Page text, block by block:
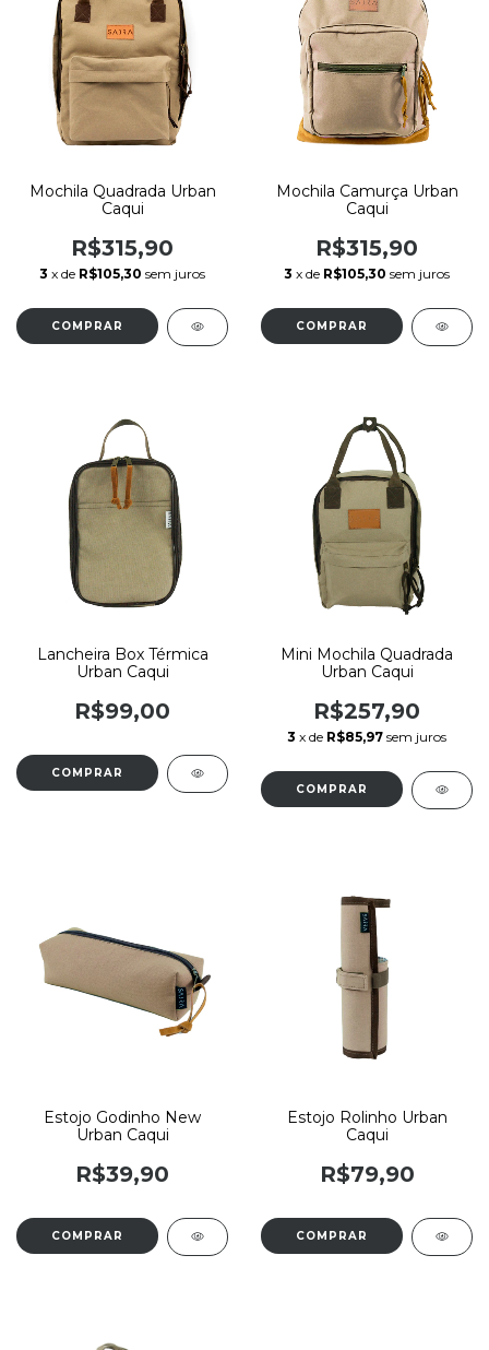
Mochila Quadrada Urban
Caqui
R$315,90
3 x de R$105,30 sem juros
Mochila Camurça Urban
Caqui
R$315,90
3 x de R$105,30 sem juros
Lancheira Box Térmica
Urban Caqui
R$99,00
Mini Mochila Quadrada
Urban Caqui
R$257,90
3 x de R$85,97 sem juros
Estojo Godinho New
Urban Caqui
R$39,90
Estojo Rolinho Urban
Caqui
R$79,90